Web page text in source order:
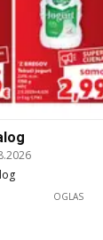
OGLAS